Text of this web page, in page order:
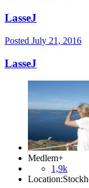
LasseJ
Posted July 21, 2016
LasseJ
Medlem+
1,9k
Location: